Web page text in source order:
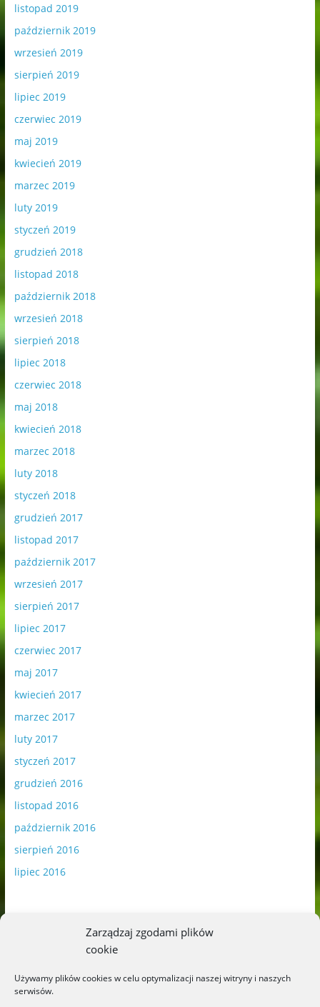
Zarządzaj zgodami plików
cookie
Używamy plików cookies w celu optymalizacji naszej witryny i naszych
serwisów.
listopad 2019
październik 2019
wrzesień 2019
sierpień 2019
lipiec 2019
czerwiec 2019
maj 2019
kwiecień 2019
marzec 2019
luty 2019
styczeń 2019
grudzień 2018
listopad 2018
październik 2018
wrzesień 2018
sierpień 2018
lipiec 2018
czerwiec 2018
maj 2018
kwiecień 2018
marzec 2018
luty 2018
styczeń 2018
grudzień 2017
listopad 2017
październik 2017
wrzesień 2017
sierpień 2017
lipiec 2017
czerwiec 2017
maj 2017
kwiecień 2017
marzec 2017
luty 2017
styczeń 2017
grudzień 2016
listopad 2016
październik 2016
sierpień 2016
lipiec 2016